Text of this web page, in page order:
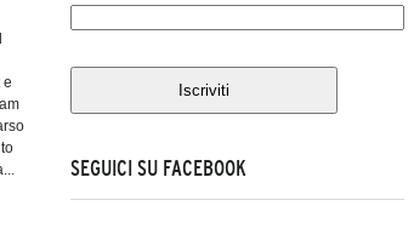
e
SEGUICI SU FACEBOOK